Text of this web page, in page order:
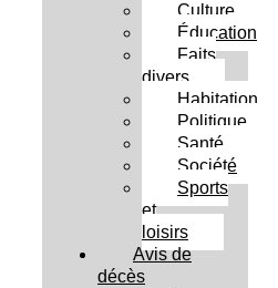
Culture
Éducation
Faits
divers
Habitation
Politique
Santé
Société
Sports
et
loisirs
Avis de
décès